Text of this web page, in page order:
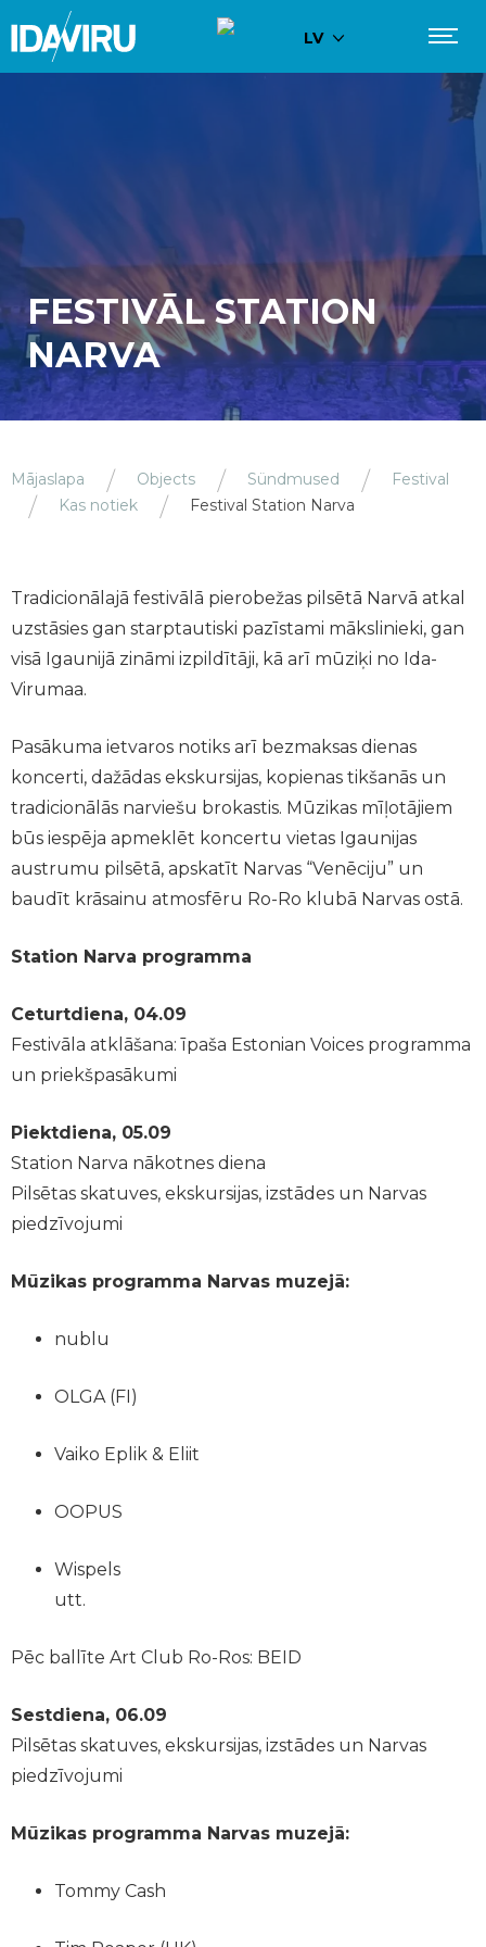
LV
FESTIVĀL STATION
NARVA
Mājaslapa Objects Sündmused
Festival
Kas notiek
Festival Station Narva
Tradicionālajā festivālā pierobežas pilsētā Narvā atkal
uzstāsies gan starptautiski pazīstami mākslinieki, gan
visā Igaunijā zināmi izpildītāji, kā arī mūziķi no Ida-
Virumaa.
Pasākuma ietvaros notiks arī bezmaksas dienas
koncerti, dažādas ekskursijas, kopienas tikšanās un
tradicionālās narviešu brokastis. Mūzikas mīļotājiem
būs iespēja apmeklēt koncertu vietas Igaunijas
austrumu pilsētā, apskatīt Narvas “Venēciju” un
baudīt krāsainu atmosfēru Ro-Ro klubā Narvas ostā.
Station Narva programma
Ceturtdiena, 04.09
Festivāla atklāšana: īpaša Estonian Voices programma
un priekšpasākumi
Piektdiena, 05.09
Station Narva nākotnes diena
Pilsētas skatuves, ekskursijas, izstādes un Narvas
piedzīvojumi
Mūzikas programma Narvas muzejā:
nublu
OLGA (FI)
Vaiko Eplik & Eliit
OOPUS
Wispels
utt.
Pēc ballīte Art Club Ro-Ros: BEID
Sestdiena, 06.09
Pilsētas skatuves, ekskursijas, izstādes un Narvas
piedzīvojumi
Mūzikas programma Narvas muzejā:
Tommy Cash